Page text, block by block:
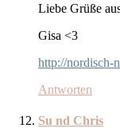
Liebe Grüße
Gisa <3
http://nordisch-
Antworten
Su nd Chris